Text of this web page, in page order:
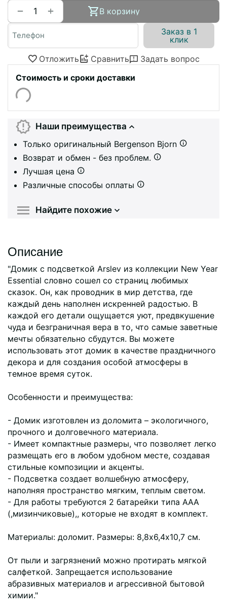
+
−
В корзину
Заказ в 1
клик
Отложить
Сравнить
Задать вопрос
Стоимость и сроки доставки
Наши преимущества
Только оригинальный Bergenson Bjorn
Возврат и обмен - без проблем.
Лучшая цена
Различные способы оплаты
Найдите похожие
Описание
"Домик с подсветкой Arslev из коллекции New Year
Essential словно сошел со страниц любимых
сказок. Он, как проводник в мир детства, где
каждый день наполнен искренней радостью. В
каждой его детали ощущается уют, предвкушение
чуда и безграничная вера в то, что самые заветные
мечты обязательно сбудутся. Вы можете
использовать этот домик в качестве праздничного
декора и для создания особой атмосферы в
темное время суток.
Особенности и преимущества:
- Домик изготовлен из доломита – экологичного,
прочного и долговечного материала.
- Имеет компактные размеры, что позволяет легко
размещать его в любом удобном месте, создавая
стильные композиции и акценты.
- Подсветка создает волшебную атмосферу,
наполняя пространство мягким, теплым светом.
- Для работы требуются 2 батарейки типа ААА
(,мизинчиковые),, которые не входят в комплект.
Материалы: доломит. Размеры: 8,8х6,4х10,7 см.
От пыли и загрязнений можно протирать мягкой
салфеткой. Запрещается использование
абразивных материалов и агрессивной бытовой
химии."